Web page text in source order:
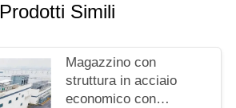
Prodotti Simili
Magazzino con
struttura in acciaio
economico con